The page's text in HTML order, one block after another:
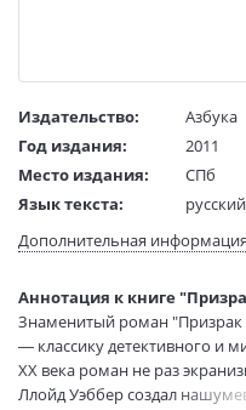
Издательство:
Азбука
Год издания:
2011
Место издания:
СПб
Язык текста:
русский
Язык оригинала:
Тип обложки:
Мягкая
Формат:
76х100
Размеры в мм
(ДхШхВ):
180x115
Вес:
175 гр.
Дополнительная информация
Аннотация к книге
Знаменитый роман
— классику детективного и
XX века роман не раз
Ллойд Уэббер создал